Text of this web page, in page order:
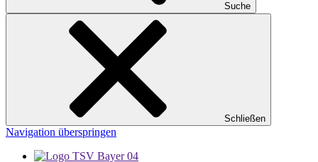
Suche
Schließen
Navigation überspringen